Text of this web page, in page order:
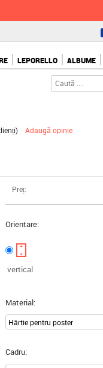
LEPORELLO ALBUME
) Adaugă opinie
Preț:
Orientare:
vertical
Material:
Cadru: